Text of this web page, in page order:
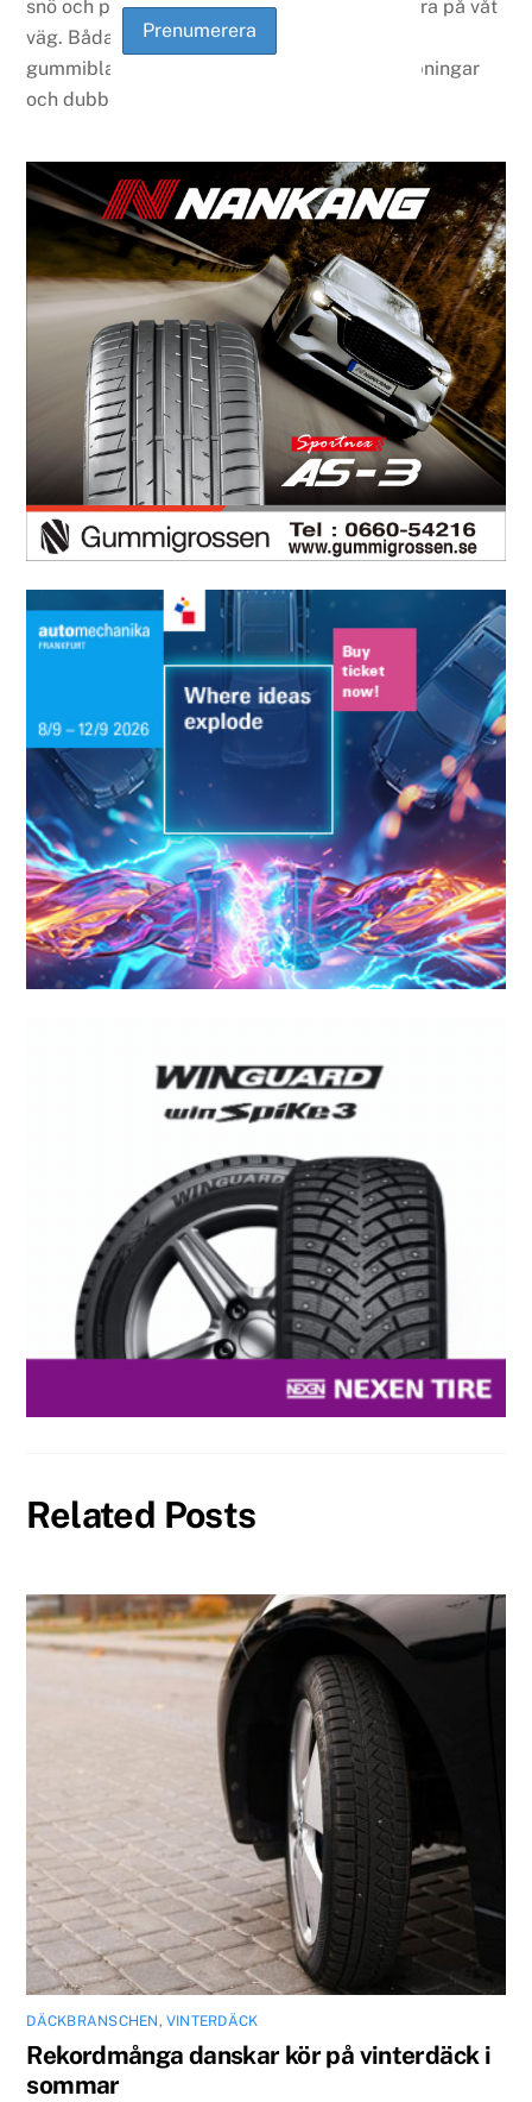
snö och packad snö. Skall även vara riktigt bra på våt
väg. Båda däcken uppges ha exakt samma
gummiblandning och det är bara antalet sajpningar
och dubben som skiljer dem åt.
Related Posts
DÄCKBRANSCHEN,VINTERDÄCK
Rekordmånga danskar kör på vinterdäck i
sommar